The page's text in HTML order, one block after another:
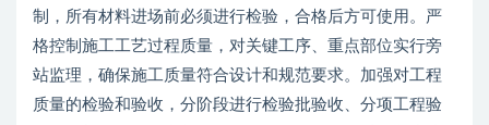
制，所有材料进场前必须进行检验，合格后方可使用。严
格控制施工工艺过程质量，对关键工序、重点部位实行旁
站监理，确保施工质量符合设计和规范要求。加强对工程
质量的检验和验收，分阶段进行检验批验收、分项工程验